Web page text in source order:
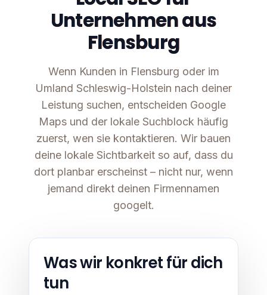
Unternehmen aus
Flensburg
Wenn Kunden in Flensburg oder im
Umland Schleswig-Holstein nach deiner
Leistung suchen, entscheiden Google
Maps und der lokale Suchblock häufig
zuerst, wen sie kontaktieren. Wir bauen
deine lokale Sichtbarkeit so auf, dass du
dort planbar erscheinst – nicht nur, wenn
jemand direkt deinen Firmennamen
googelt.
Was wir konkret für dich
tun